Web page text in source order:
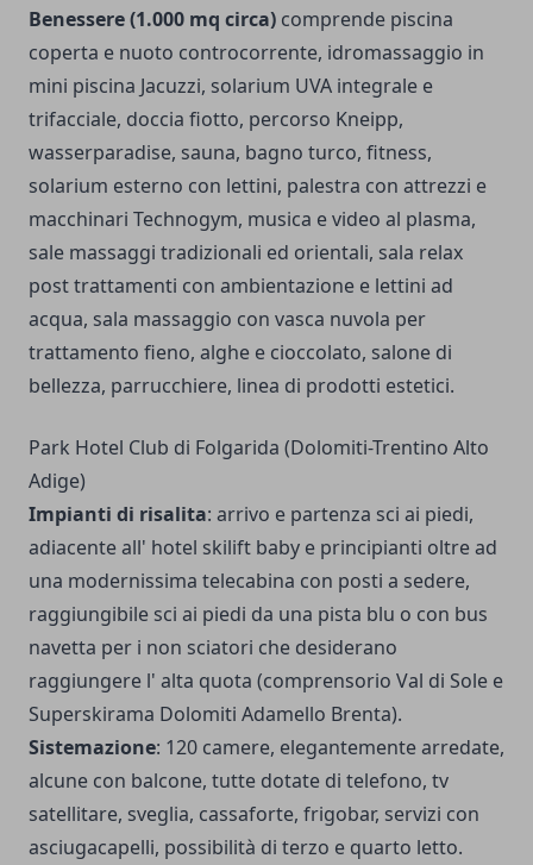
Benessere (1.000 mq circa) comprende piscina
coperta e nuoto controcorrente, idromassaggio in
mini piscina Jacuzzi, solarium UVA integrale e
trifacciale, doccia fiotto, percorso Kneipp,
wasserparadise, sauna, bagno turco, fitness,
solarium esterno con lettini, palestra con attrezzi e
macchinari Technogym, musica e video al plasma,
sale massaggi tradizionali ed orientali, sala relax
post trattamenti con ambientazione e lettini ad
acqua, sala massaggio con vasca nuvola per
trattamento fieno, alghe e cioccolato, salone di
bellezza, parrucchiere, linea di prodotti estetici.
Park Hotel Club di Folgarida (Dolomiti-Trentino Alto
Adige)
Impianti di risalita: arrivo e partenza sci ai piedi,
adiacente all' hotel skilift baby e principianti oltre ad
una modernissima telecabina con posti a sedere,
raggiungibile sci ai piedi da una pista blu o con bus
navetta per i non sciatori che desiderano
raggiungere l' alta quota (comprensorio Val di Sole e
Superskirama Dolomiti Adamello Brenta).
Sistemazione: 120 camere, elegantemente arredate,
alcune con balcone, tutte dotate di telefono, tv
satellitare, sveglia, cassaforte, frigobar, servizi con
asciugacapelli, possibilità di terzo e quarto letto.